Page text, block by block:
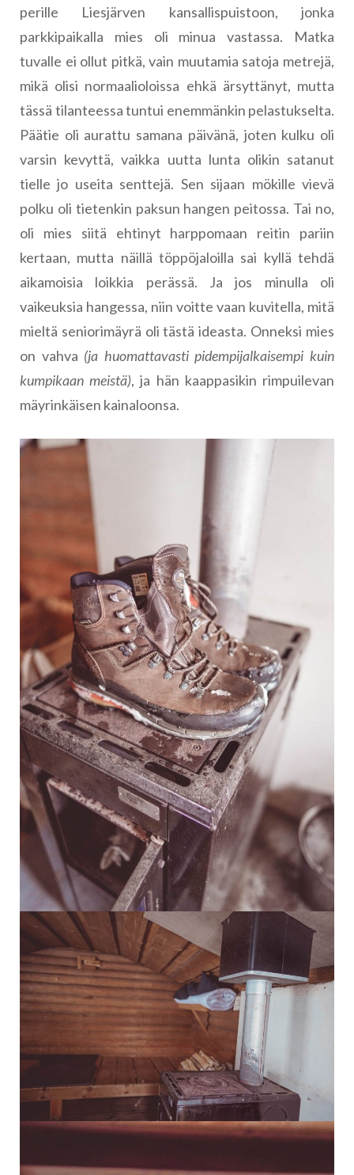
perille Liesjärven kansallispuistoon, jonka
parkkipaikalla mies oli minua vastassa. Matka
tuvalle ei ollut pitkä, vain muutamia satoja metrejä,
mikä olisi normaalioloissa ehkä ärsyttänyt, mutta
tässä tilanteessa tuntui enemmänkin pelastukselta.
Päätie oli aurattu samana päivänä, joten kulku oli
varsin kevyttä, vaikka uutta lunta olikin satanut
tielle jo useita senttejä. Sen sijaan mökille vievä
polku oli tietenkin paksun hangen peitossa. Tai no,
oli mies siitä ehtinyt harppomaan reitin pariin
kertaan, mutta näillä töppöjaloilla sai kyllä tehdä
aikamoisia loikkia perässä. Ja jos minulla oli
vaikeuksia hangessa, niin voitte vaan kuvitella, mitä
mieltä seniorimäyrä oli tästä ideasta. Onneksi mies
on vahva (ja huomattavasti pidempijalkaisempi kuin
kumpikaan meistä), ja hän kaappasikin rimpuilevan
mäyrinkäisen kainaloonsa.